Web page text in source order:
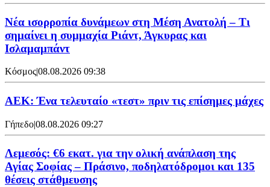
Νέα ισορροπία δυνάμεων στη Μέση Ανατολή – Τι
σημαίνει η συμμαχία Ριάντ, Άγκυρας και
Ισλαμαμπάντ
Κόσμος|08.08.2026 09:38
ΑΕΚ: Ένα τελευταίο «τεστ» πριν τις επίσημες μάχες
Γήπεδο|08.08.2026 09:27
Λεμεσός: €6 εκατ. για την ολική ανάπλαση της
Αγίας Σοφίας – Πράσινο, ποδηλατόδρομοι και 135
θέσεις στάθμευσης